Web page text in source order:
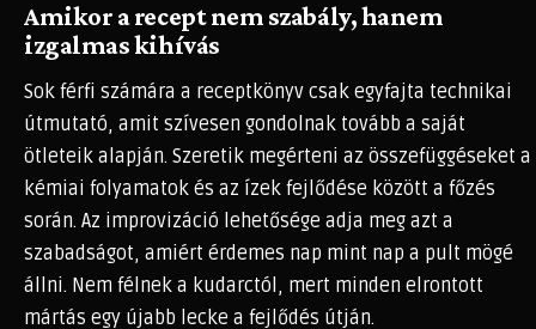
Amikor a recept nem szabály, hanem
izgalmas kihívás
Sok férfi számára a receptkönyv csak egyfajta technikai
útmutató, amit szívesen gondolnak tovább a saját
ötleteik alapján. Szeretik megérteni az összefüggéseket a
kémiai folyamatok és az ízek fejlődése között a főzés
során. Az improvizáció lehetősége adja meg azt a
szabadságot, amiért érdemes nap mint nap a pult mögé
állni. Nem félnek a kudarctól, mert minden elrontott
mártás egy újabb lecke a fejlődés útján.